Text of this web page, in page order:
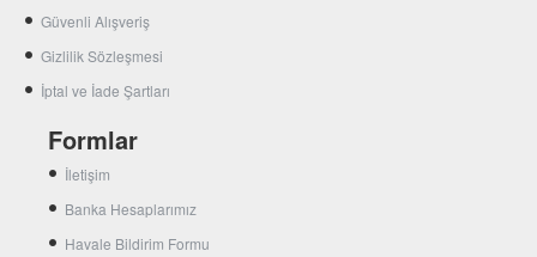
Güvenli Alışveriş
Gizlilik Sözleşmesi
İptal ve İade Şartları
Formlar
İletişim
Banka Hesaplarımız
Havale Bildirim Formu